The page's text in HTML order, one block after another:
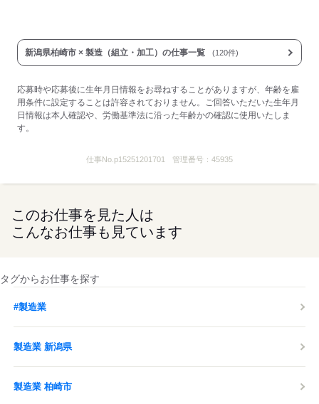
新潟県柏崎市 × 製造（組立・加工）の仕事一覧 (120件)
応募時や応募後に生年月日情報をお尋ねすることがありますが、年齢を雇
用条件に設定することは許容されておりません。ご回答いただいた生年月
日情報は本人確認や、労働基準法に沿った年齢かの確認に使用いたしま
す。
仕事No. p15251201701 管理番号： 45935
このお仕事を見た人は
こんなお仕事も見ています
タグからお仕事を探す
#製造業
製造業 新潟県
製造業 柏崎市